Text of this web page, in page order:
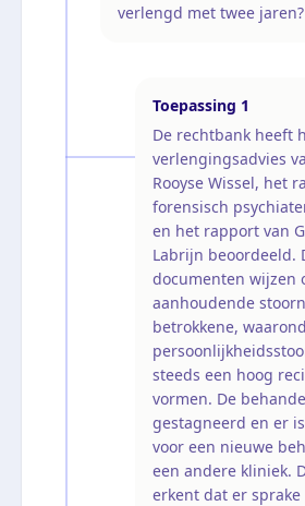
verlengd met twee jaren?
Toepassing 1
De rechtbank heeft
verlengingsadvies
Rooyse Wissel, het
forensisch
en het rapport van
Labrijn beoordeeld.
documenten wijzen
aanhoudende
betrokkene,
steeds een hoog
vormen. De
gestagneerd en er
voor een nieuwe
een andere kliniek.
erkent dat er sprake